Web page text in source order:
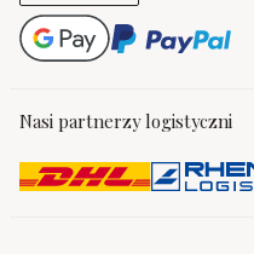
Nasi partnerzy logistyczni